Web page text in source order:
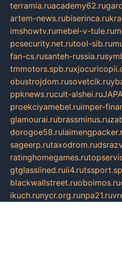
terramia.ruacademy62.ru
artem-news.rubiserinca.ru
imshowtv.rumebel-v-tule.ru
pcsecurity.net.rutool-sib.ru
fan-cs.rusanteh-russia.ru
tmmotors.spb.ru
obustrojdom.rusovetcik.ru
ppknews.rucult-alshei.ru
proekciyamebel.ruimper-
glamourai.rubrassminus.ru
dorogoe58.ru
sageerp.rutaxodrom.ru
ratinghomegames.ru
gtglasslined.ruii4.ru
blackwallstreet.ruoboimos.ru
ikuch.runycr.org.runpa21.ru